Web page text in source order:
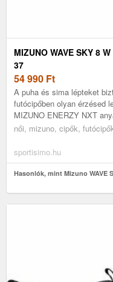
MIZUNO WAVE SKY 8
37
54 990 Ft
A puha és sima lépteket
futócipőben olyan érzésed
MIZUNO ENERZY NXT
női, mizuno, cipők,
sportisimo.hu
Hasonlók, mint Mizuno WAVE